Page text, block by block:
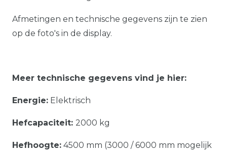
Afmetingen en technische gegevens zijn te zien
op de foto's in de display.
Meer technische gegevens vind je hier:
Energie: Elektrisch
Hefcapaciteit: 2000 kg
Hefhoogte: 4500 mm (3000 / 6000 mm mogelijk